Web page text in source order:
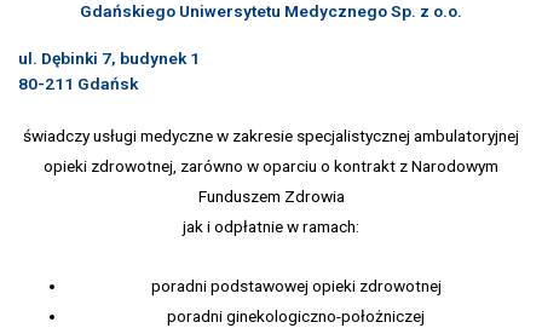
Gdańskiego Uniwersytetu Medycznego Sp. z o.o.
ul. Dębinki 7, budynek 1
80-211 Gdańsk
świadczy usługi medyczne w zakresie specjalistycznej ambulatoryjnej
opieki zdrowotnej, zarówno w oparciu o kontrakt z Narodowym
Funduszem Zdrowia
jak i odpłatnie w ramach:
poradni podstawowej opieki zdrowotnej
poradni ginekologiczno-położniczej